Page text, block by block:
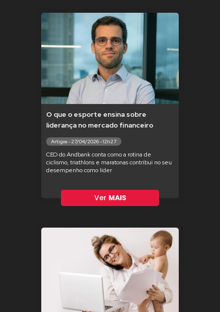
O que o esporte ensina sobre
liderança no mercado financeiro
Artigos - 27/04/2026 - 12h27
CEO do Andbank conta como a rotina de
ciclismo, triathlons e maratonas contribui no seu
desempenho como líder
Ver MAIS